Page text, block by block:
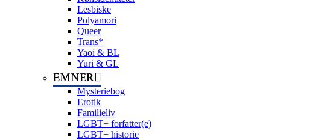
Lesbiske
Polyamori
Queer
Trans*
Yaoi & BL
Yuri & GL
EMNER
Mysteriebog
Erotik
Familieliv
LGBT+ forfatter(e)
LGBT+ historie